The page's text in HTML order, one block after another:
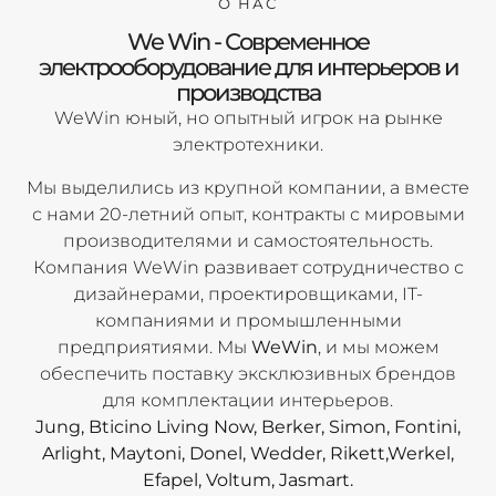
We Win - Современное
электрооборудование для интерьеров и
производства
WeWin юный, но опытный игрок на рынке
электротехники.
Мы выделились из крупной компании, а вместе
с нами 20-летний опыт, контракты с мировыми
производителями и самостоятельность.
Компания WeWin развивает сотрудничество с
дизайнерами, проектировщиками, IT-
компаниями и промышленными
предприятиями. Мы WeWin, и мы можем
обеспечить поставку эксклюзивных брендов
для комплектации интерьеров.
Jung, Bticino Living Now, Berker, Simon, Fontini,
Arlight, Maytoni, Donel, Wedder, Rikett,Werkel,
Efapel, Voltum, Jasmart.